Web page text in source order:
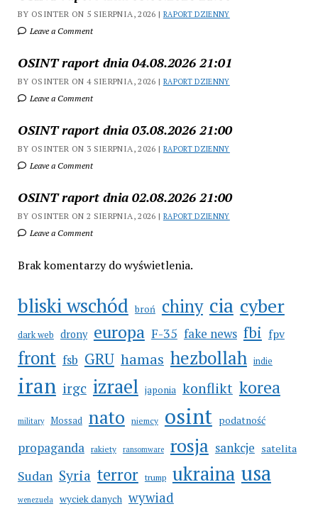
BY OSINTER ON 5 SIERPNIA, 2026 | RAPORT DZIENNY
Leave a Comment
OSINT raport dnia 04.08.2026 21:01
BY OSINTER ON 4 SIERPNIA, 2026 | RAPORT DZIENNY
Leave a Comment
OSINT raport dnia 03.08.2026 21:00
BY OSINTER ON 3 SIERPNIA, 2026 | RAPORT DZIENNY
Leave a Comment
OSINT raport dnia 02.08.2026 21:00
BY OSINTER ON 2 SIERPNIA, 2026 | RAPORT DZIENNY
Leave a Comment
Brak komentarzy do wyświetlenia.
bliski wschód broń chiny cia cyber
dark web drony europa F-35 fake news fbi fpv
front fsb GRU hamas hezbollah indie
iran irgc izrael japonia konflikt korea
military Mossad nato niemcy osint podatność
propaganda rakiety ransomware rosja sankcje satelita
Sudan Syria terror trump ukraina usa
wenezuela wyciek danych wywiad